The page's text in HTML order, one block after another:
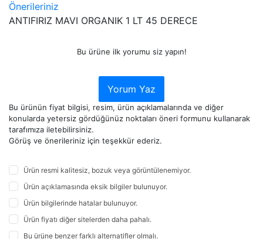
Önerileriniz
ANTIFIRIZ MAVI ORGANIK 1 LT 45 DERECE
Bu ürüne ilk yorumu siz yapın!
Yorum Yaz
Bu ürünün fiyat bilgisi, resim, ürün açıklamalarında ve diğer
konularda yetersiz gördüğünüz noktaları öneri formunu kullanarak
tarafımıza iletebilirsiniz.
Görüş ve önerileriniz için teşekkür ederiz.
Ürün resmi kalitesiz, bozuk veya görüntülenemiyor.
Ürün açıklamasında eksik bilgiler bulunuyor.
Ürün bilgilerinde hatalar bulunuyor.
Ürün fiyatı diğer sitelerden daha pahalı.
Bu ürüne benzer farklı alternatifler olmalı.